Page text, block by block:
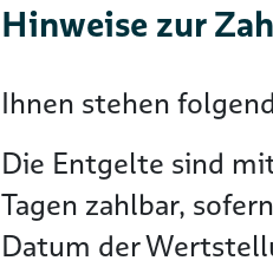
Hinweise zur
Ihnen stehen
Die Entgelte sind
Tagen zahlbar,
Datum der